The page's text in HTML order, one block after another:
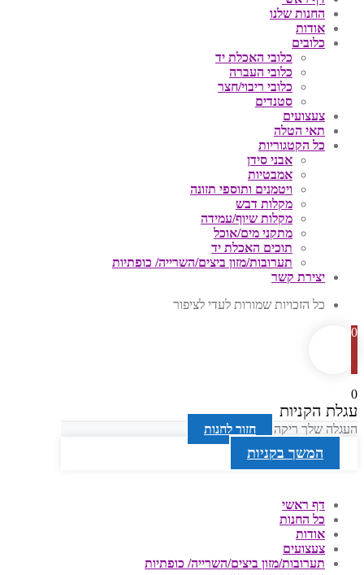
החנות שלנו
אודות
כלובים
כלובי האכלת יד
כלובי העברה
כלובי ריבוי/חצר
סטנדים
צעצועים
תאי הטלה
כל הקטגוריות
אבני סידן
אמבטיות
ויטמנים ותוספי תזונה
מקלות דבש
מקלות שיוף/עמידה
מתקני מים/אוכל
תוכים האכלת יד
תערובות/מזון ביצים/השרייה/ כופתיות
יצירת קשר
כל הזכויות שמורות לעדי לציפור
0
0
עגלת הקניות
העגלה שלך ריקה חזור לחנות
המשך בקניות
דף ראשי
כל החנות
אודות
צעצועים
תערובות/מזון ביצים/השרייה/ כופתיות